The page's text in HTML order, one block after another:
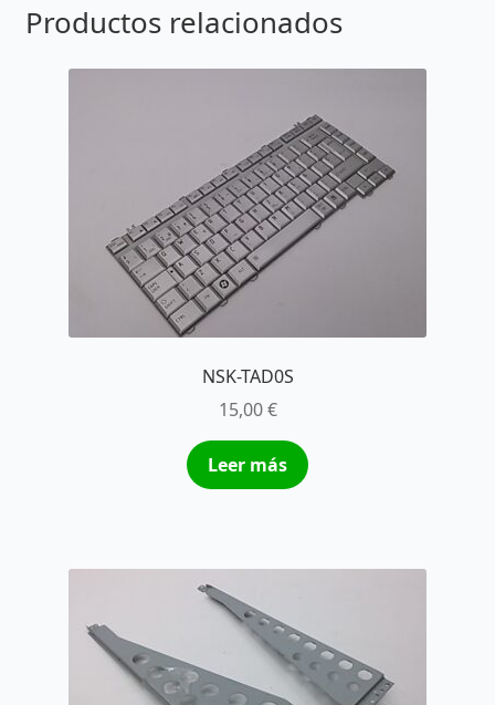
Productos relacionados
NSK-TAD0S
15,00€
Leer más